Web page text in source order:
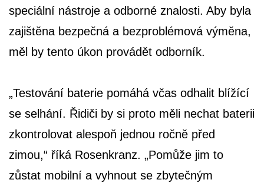
speciální nástroje a odborné znalosti. Aby byla
zajištěna bezpečná a bezproblémová výměna,
měl by tento úkon provádět odborník.
„Testování baterie pomáhá včas odhalit blížící
se selhání. Řidiči by si proto měli nechat baterii
zkontrolovat alespoň jednou ročně před
zimou,“ říká Rosenkranz. „Pomůže jim to
zůstat mobilní a vyhnout se zbytečným